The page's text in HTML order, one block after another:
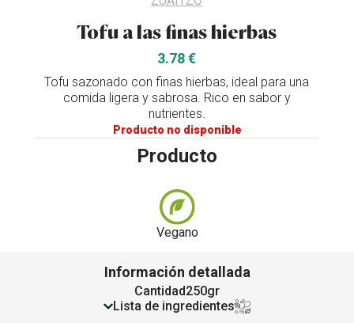
Tofu a las finas hierbas
3.78 €
Tofu sazonado con finas hierbas, ideal para una
comida ligera y sabrosa. Rico en sabor y
nutrientes.
Producto no disponible
Producto
Vegano
Información detallada
Cantidad250gr
Lista de ingredientes